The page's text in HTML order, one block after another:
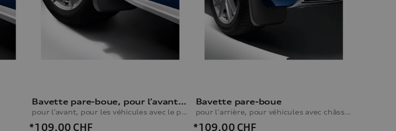
Bavette pare-boue, pour l’avant, pour les véhicules avec le pack extérieur S line
pour l’avant, pour les véhicules avec le pack extérieur S line
*109,00 CHF
Bavette pare-boue
pour l'arrière, pour véhicules avec châssis confort
*109,00 CHF